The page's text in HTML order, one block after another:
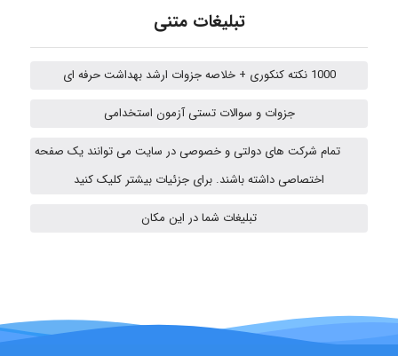
Minoo1375
vali
تبلیغات متنی
1000 نکته کنکوری + خلاصه جزوات ارشد بهداشت حرفه ای
جزوات و سوالات تستی آزمون استخدامی
تمام شرکت های دولتی و خصوصی در سایت می توانند یک صفحه
اختصاصی داشته باشند. برای جزئیات بیشتر کلیک کنید
تبلیغات شما در این مکان